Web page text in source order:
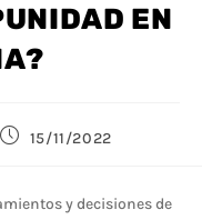
EN
15/11/2022
y decisiones de